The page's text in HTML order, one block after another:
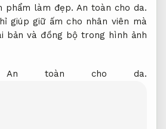
phẩm làm đẹp. An toàn cho da.
giúp giữ ấm cho nhân viên mà
bản và đồng bộ trong hình ảnh
An toàn cho da.